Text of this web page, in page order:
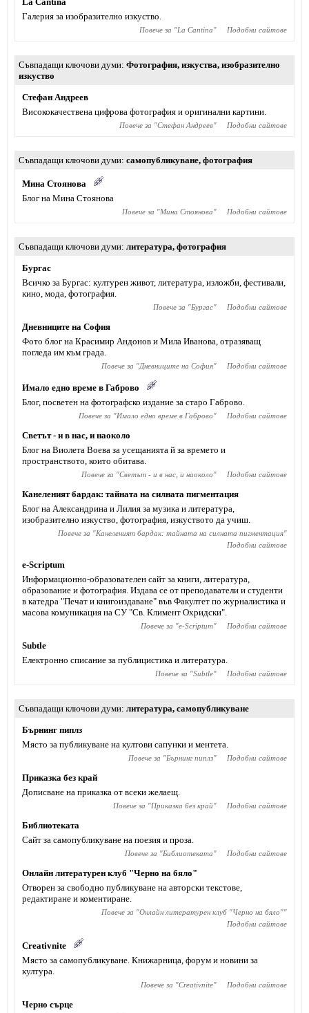
Галерия за изобразително изкуство.
Повече за "La Cantina" Подобни сайтове
Съвпадащи ключови думи Фотография, изкуства, изобразително
изкуство
Стефан Андреев
Висококачествена цифрова фотография и оригинални картини.
Повече за "Стефан Андреев" Подобни сайтове
Съвпадащи ключови думи самопубликуване, фотография
Мина Стоянова
Блог на Мина Стоянова
Повече за "Мина Стоянова" Подобни сайтове
Съвпадащи ключови думи литература, фотография
Бургас
Всичко за Бургас: културен живот, литература, изложби, фестивали,
кино, мода, фотография.
Повече за "Бургас" Подобни сайтове
Дневниците на София
Фото блог на Красимир Андонов и Мила Иванова, отразяващ
погледа им към града.
Повече за "Дневниците на София" Подобни сайтове
Имало едно време в Габрово
Блог, посветен на фотографско издание за старо Габрово.
Повече за "Имало едно време в Габрово" Подобни сайтове
Светът - и в нас, и наоколо
Блог на Виолета Воева за усещанията й за времето и
пространството, които обитава.
Повече за "Светът - и в нас, и наоколо" Подобни сайтове
Канеленият бардак: тайната на силната пигментация
Блог на Александрина и Лилия за музика и литература,
изобразително изкуство, фотография, изкуството да учиш.
Повече за "Канеленият бардак: тайната на силната пигментация"
Подобни сайтове
e-Scriptum
Информационно-образователен сайт за книги, литература,
образование и фотография. Издава се от преподаватели и студенти
в катедра "Печат и книгоиздаване" във Факултет по журналистика и
масова комуникация на СУ "Св. Климент Охридски".
Повече за "e-Scriptum" Подобни сайтове
Subtle
Електронно списание за публицистика и литература.
Повече за "Subtle" Подобни сайтове
Съвпадащи ключови думи литература, самопубликуване
Бърнинг пиплз
Място за публикуване на култови сапунки и ментета.
Повече за "Бърнинг пиплз" Подобни сайтове
Приказка без край
Дописване на приказка от всеки желаещ.
Повече за "Приказка без край" Подобни сайтове
Библиотеката
Сайт за самопубликуване на поезия и проза.
Повече за "Библиотеката" Подобни сайтове
Онлайн литературен клуб "Черно на бяло"
Отворен за свободно публикуване на авторски текстове,
редактиране и коментиране.
Повече за "Онлайн литературен клуб "Черно на бяло""
Подобни сайтове
Creativnite
Място за самопубликуване. Книжарница, форум и новини за
култура.
Повече за "Creativnite" Подобни сайтове
Черно сърце